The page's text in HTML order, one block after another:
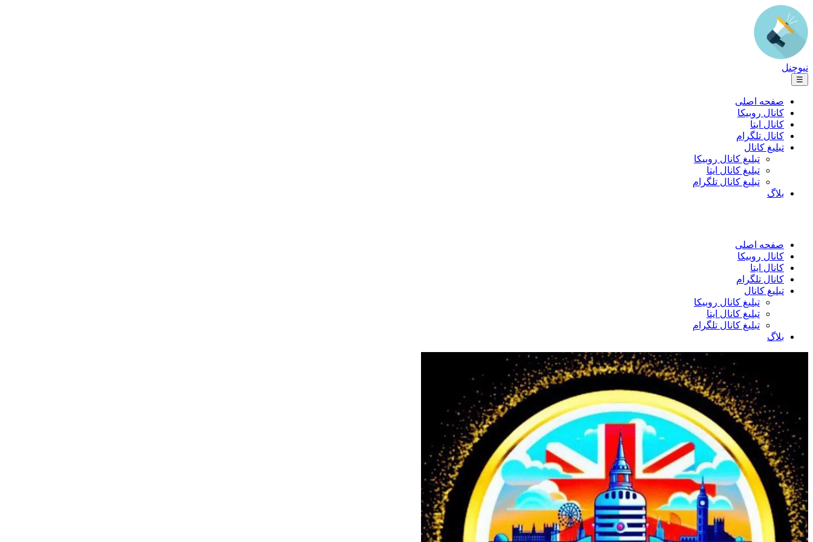
نیوچنل
☰
صفحه اصلی
کانال روبیکا
کانال ایتا
کانال تلگرام
تبلیغ کانال
تبلیغ کانال روبیکا
تبلیغ کانال ایتا
تبلیغ کانال تلگرام
بلاگ
صفحه اصلی
کانال روبیکا
کانال ایتا
کانال تلگرام
تبلیغ کانال
تبلیغ کانال روبیکا
تبلیغ کانال ایتا
تبلیغ کانال تلگرام
بلاگ